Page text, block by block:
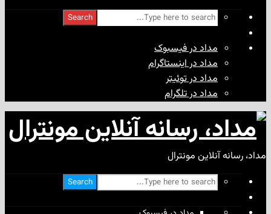
Search
مداد در فیسبوک
مداد در اینستاگرام
مداد در توئیتر
مداد در تلگرام
مونترال
Search